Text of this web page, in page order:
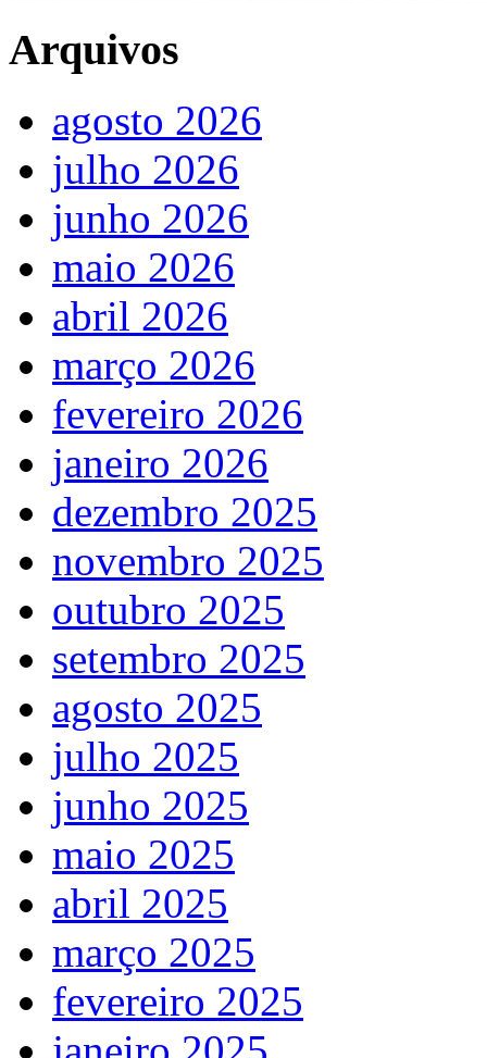
Arquivos
agosto 2026
julho 2026
junho 2026
maio 2026
abril 2026
março 2026
fevereiro 2026
janeiro 2026
dezembro 2025
novembro 2025
outubro 2025
setembro 2025
agosto 2025
julho 2025
junho 2025
maio 2025
abril 2025
março 2025
fevereiro 2025